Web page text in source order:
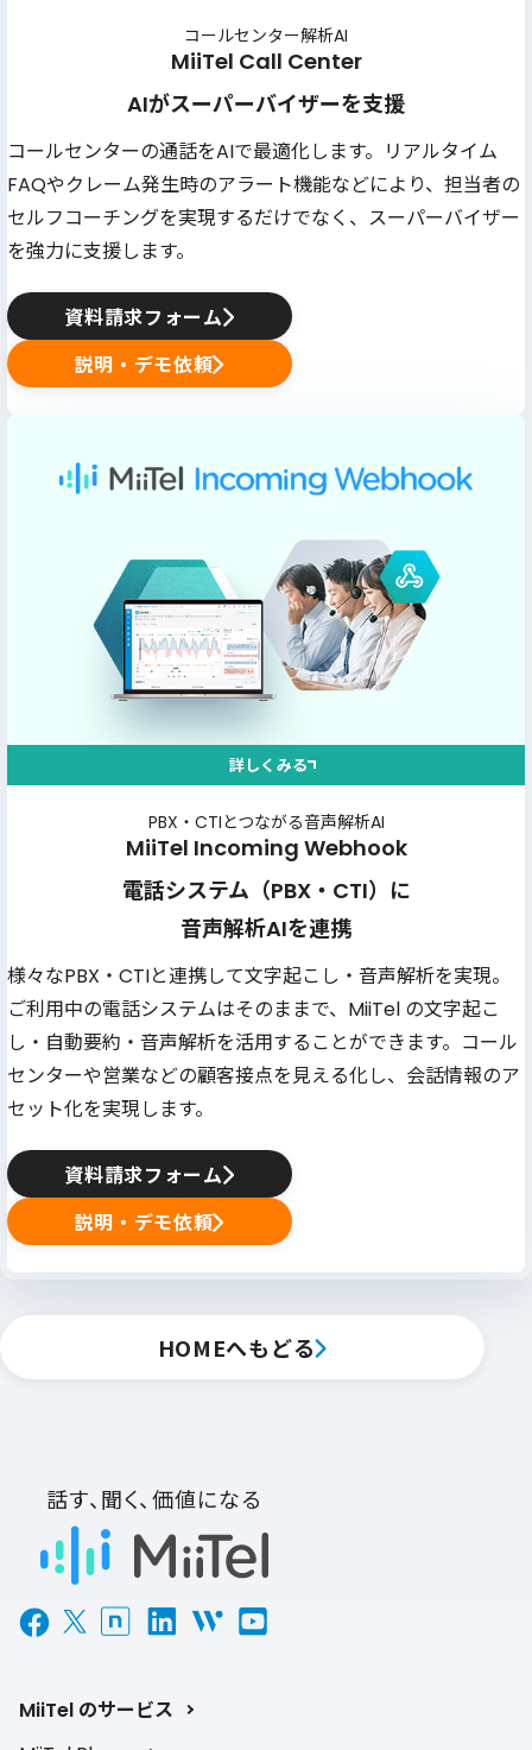
コールセンター解析AI
MiiTel Call Center
AIがスーパーバイザーを支援
コールセンターの通話をAIで最適化します。リアルタイム
FAQやクレーム発生時のアラート機能などにより、担当者の
セルフコーチングを実現するだけでなく、スーパーバイザー
を強力に支援します。
資料請求フォーム
説明・デモ依頼
詳しくみる
PBX・CTIとつながる音声解析AI
MiiTel Incoming Webhook
電話システム（PBX・CTI）に
音声解析AIを連携
様々なPBX・CTIと連携して文字起こし・音声解析を実現。
ご利用中の電話システムはそのままで、MiiTel の文字起こ
し・自動要約・音声解析を活用することができます。コール
センターや営業などの顧客接点を見える化し、会話情報のア
セット化を実現します。
資料請求フォーム
説明・デモ依頼
HOMEへもどる
話す、聞く、価値になる
MiiTel のサービス